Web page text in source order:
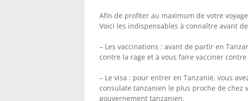
Afin de profiter au maximum de votre
Voici les indispensables à connaître avant
– Les vaccinations : avant de partir en
contre la rage et à vous faire vacciner
– Le visa : pour entrer en Tanzanie, vous
consulate tanzanien le plus proche de
gouvernement tanzanien.